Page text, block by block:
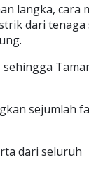
langka, cara
dari tenaga
sejumlah
dari seluruh